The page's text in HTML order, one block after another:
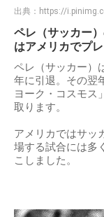
出典： https://
ペレ（サッカー
はアメリカでプ
ペレ（サッカー）
年に引退。その翌
ヨーク・コスモス
取ります。
アメリカではサッ
場する試合には多
こしました。